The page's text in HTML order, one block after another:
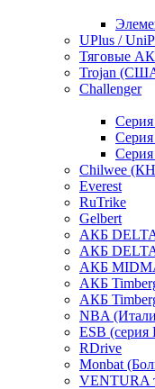
UPlus /
Тяговые
Trojan
Challenger
Chilwee
Everest
RuTrike
Gelbert
АКБ
АКБ
АКБ
АКБ
АКБ
NBA
ESB
RDrive
Monbat
VENTURA